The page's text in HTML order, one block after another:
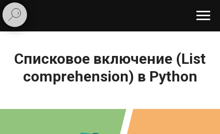
Списковое включение (List
comprehension) в Python